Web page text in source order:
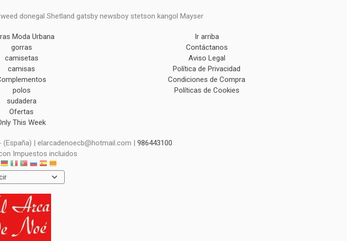
donegal Shetland gatsby newsboy stetson kangol Mayser
Moda Urbana
gorras
camisetas
camisas
polos
sudadera
Ofertas
This Week
Ir arriba
Contáctanos
Aviso Legal
Política de Privacidad
Condiciones de Compra
Políticas de Cookies
| elarcadenoecb@hotmail.com | 986443100
Impuestos incluidos